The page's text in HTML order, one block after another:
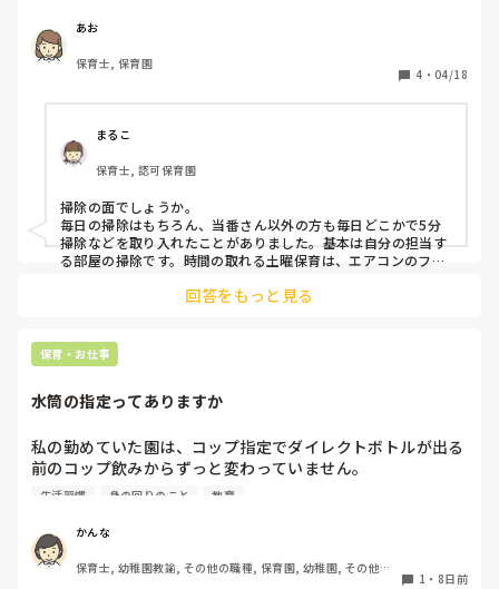
と聞かれた時にやっていることや意見があれば教えていただ
きたいです！
月毎と1年の目標を提出しないといけなくて、参考にしたい
よろしくお願いします！
あお
保育士, 保育園
4 ・ 04/18
まるこ
保育士, 認可保育園
掃除の面でしょうか。
毎日の掃除はもちろん、当番さん以外の方も毎日どこかで5分
掃除などを取り入れたことがありました。基本は自分の担当す
る部屋の掃除です。時間の取れる土曜保育は、エアコンのフィ
庫などは気がつくと散らかってしまいますよね。フリーの際、
を取りやすく戻しやすいように工夫しました。
ば嘔吐などの感染症は処理の仕方などを職員間で徹底し、消
アルコールと次亜塩素酸などを感染症に合わせてしっかり使い
分けること。
あとは感染症にならない体作りができるよう、よく動き、しっ
て発信するのもいいですね。
回答をもっと見る
保育・お仕事
水筒の指定ってありますか
私の勤めていた園は、コップ指定でダイレクトボトルが出る
前のコップ飲みからずっと変わっていません。
と、うがいのときにコップを持ってうがいに行くからです。
けれど園庭で遊ぶときなど、テーブルのない場で床でお茶を
いれる子もいてこぼすし、子どもが拭いた雑巾も水洗いのみ
生活習慣 身の回りのこと 教育
かんな
保育士, 幼稚園教諭, その他の職種, 保育園, 幼稚園, その他の
1 ・ 8日前